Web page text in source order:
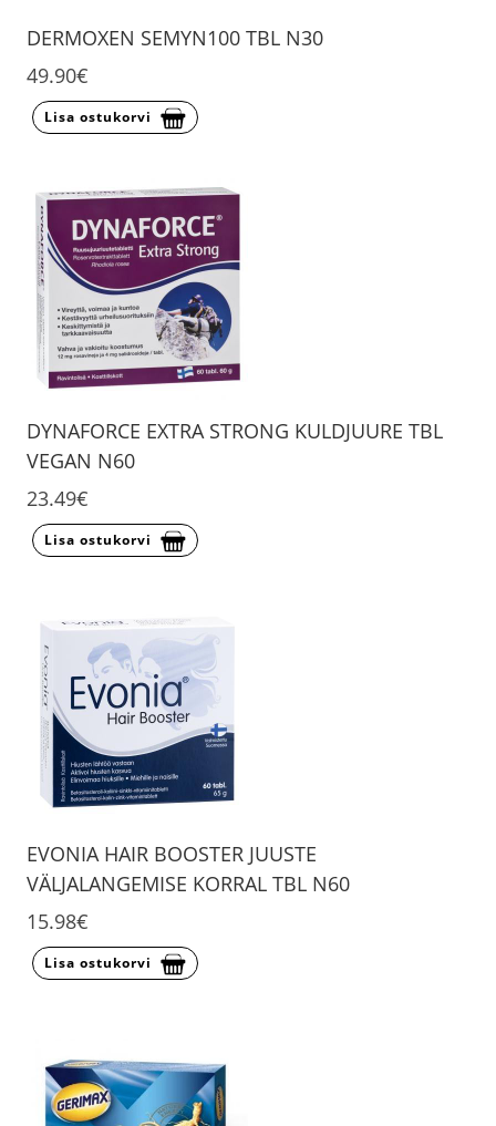
DERMOXEN SEMYN100 TBL N30
49.90€
Lisa ostukorvi
DYNAFORCE EXTRA STRONG KULDJUURE TBL
VEGAN N60
23.49€
Lisa ostukorvi
EVONIA HAIR BOOSTER JUUSTE
VÄLJALANGEMISE KORRAL TBL N60
15.98€
Lisa ostukorvi